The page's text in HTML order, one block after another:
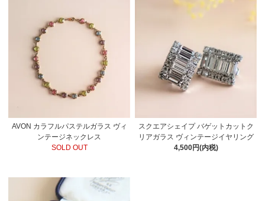
AVON カラフルパステルガラス ヴィ
ンテージネックレス
SOLD OUT
スクエアシェイプ バゲットカットク
リアガラス ヴィンテージイヤリング
4,500円(内税)